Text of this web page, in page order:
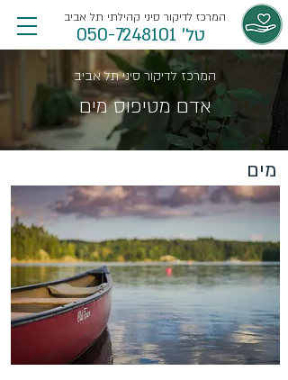
טל' 050-7248101
המרכז לדיקור סיני קהילתי תל אביב
המרכז לדיקור סיני תל אביב
אדם מטיפוס מים
מים